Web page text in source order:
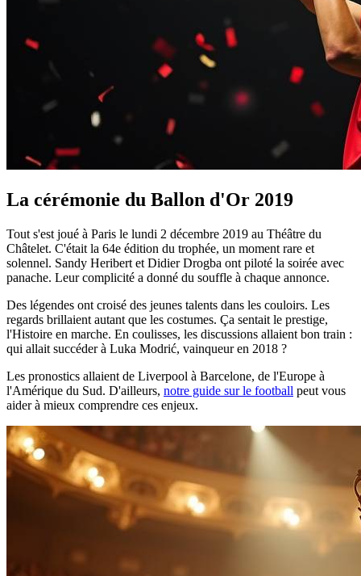
La cérémonie du Ballon d'Or 2019
Tout s'est joué à Paris le lundi 2 décembre 2019 au Théâtre du
Châtelet. C'était la 64e édition du trophée, un moment rare et
solennel. Sandy Heribert et Didier Drogba ont piloté la soirée avec
panache. Leur complicité a donné du souffle à chaque annonce.
Des légendes ont croisé des jeunes talents dans les couloirs. Les
regards brillaient autant que les costumes. Ça sentait le prestige,
l'Histoire en marche. En coulisses, les discussions allaient bon train :
qui allait succéder à Luka Modrić, vainqueur en 2018 ?
Les pronostics allaient de Liverpool à Barcelone, de l'Europe à
l'Amérique du Sud. D'ailleurs, notre guide sur le football peut vous
aider à mieux comprendre ces enjeux.